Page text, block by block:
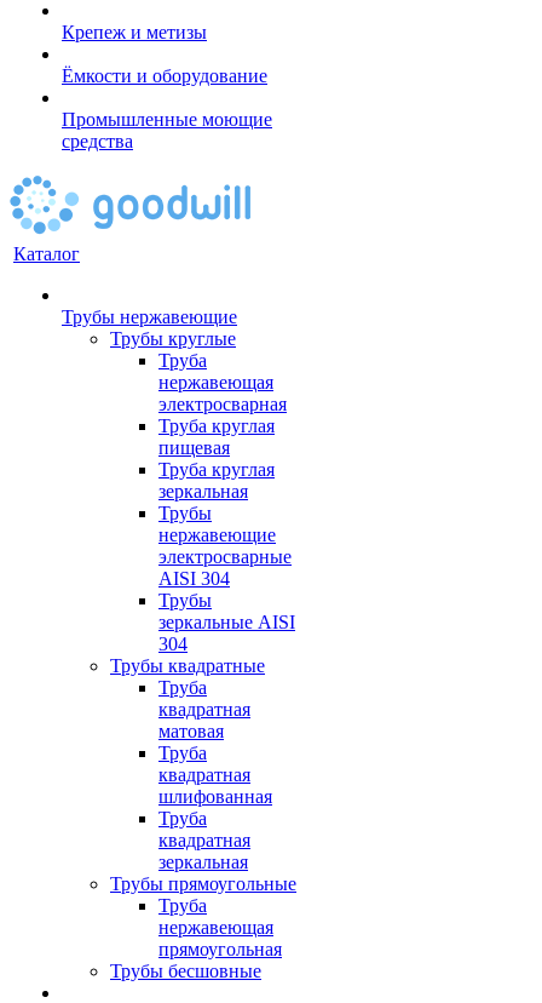
Крепеж и метизы
Ёмкости и оборудование
Промышленные моющие
средства
Каталог
Трубы нержавеющие
Трубы круглые
Труба
нержавеющая
электросварная
Труба круглая
пищевая
Труба круглая
зеркальная
Трубы
нержавеющие
электросварные
AISI 304
Трубы
зеркальные AISI
304
Трубы квадратные
Труба
квадратная
матовая
Труба
квадратная
шлифованная
Труба
квадратная
зеркальная
Трубы прямоугольные
Труба
нержавеющая
прямоугольная
Трубы бесшовные